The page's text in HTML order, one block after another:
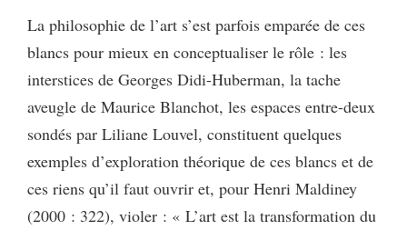
La philosophie de l’art s’est parfois emparée de ces
blancs pour mieux en conceptualiser le rôle : les
interstices de Georges Didi-Huberman, la tache
aveugle de Maurice Blanchot, les espaces entre-deux
sondés par Liliane Louvel, constituent quelques
exemples d’exploration théorique de ces blancs et de
ces riens qu’il faut ouvrir et, pour Henri Maldiney
(2000 : 322), violer : « L’art est la transformation du